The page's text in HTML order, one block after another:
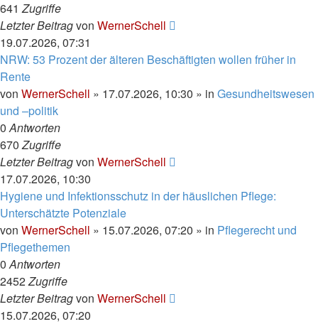
641Zugriffe
Letzter Beitragvon WernerSchell
19.07.2026, 07:31
NRW: 53 Prozent der älteren Beschäftigten wollen früher in
Rente
von WernerSchell » 17.07.2026, 10:30 » in Gesundheitswesen
und –politik
0Antworten
670Zugriffe
Letzter Beitragvon WernerSchell
17.07.2026, 10:30
Hygiene und Infektionsschutz in der häuslichen Pflege:
Unterschätzte Potenziale
von WernerSchell » 15.07.2026, 07:20 » in Pflegerecht und
Pflegethemen
0Antworten
2452Zugriffe
Letzter Beitragvon WernerSchell
15.07.2026, 07:20